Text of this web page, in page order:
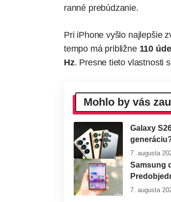
ranné prebúdzanie.
Pri iPhone vyšlo najlepšie
tempo má približne 110
Hz. Presne tieto vlastnosti
Mohlo by vás
Galaxy
7. augusta
Samsung
7. augusta